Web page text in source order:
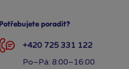
Potřebujete poradit?
+420 725 331 122
Po–Pá: 8:00–16:00